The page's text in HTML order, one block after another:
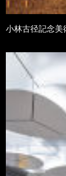
小林古径記念